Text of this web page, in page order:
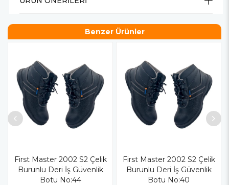
Benzer Ürünler
First Master 2002 S2 Çelik
Burunlu Deri İş Güvenlik
Botu No:44
First Master 2002 S2 Çelik
Burunlu Deri İş Güvenlik
Botu No:40